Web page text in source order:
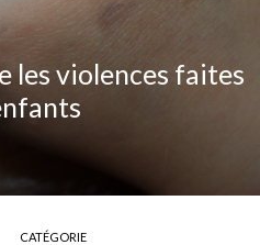
les violences faites
CATÉGORIE